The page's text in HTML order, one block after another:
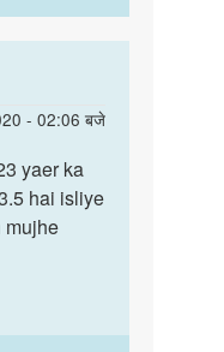
- 02:06 बजे
yaer ka
hai isliye
mujhe